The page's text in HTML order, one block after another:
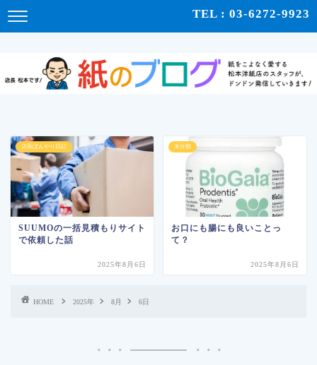
TEL : 03-6272-9923
店長ぼんやり日記
SUUMOの一括見積もりサイト
で依頼した話
2025年8月6日
未分類
お口にも腸にも良いことっ
て？
2025年8月6日
HOME 2025年 8月 6日